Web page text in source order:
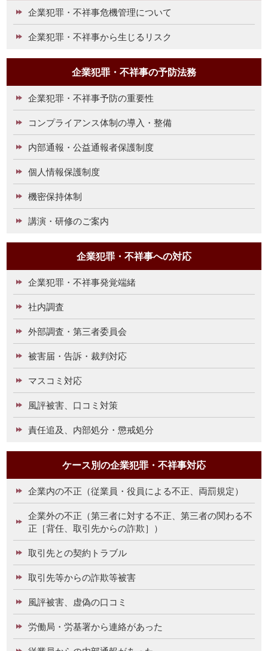
企業犯罪・不祥事危機管理について
企業犯罪・不祥事から生じるリスク
企業犯罪・不祥事の予防法務
企業犯罪・不祥事予防の重要性
コンプライアンス体制の導入・整備
内部通報・公益通報者保護制度
個人情報保護制度
機密保持体制
講演・研修のご案内
企業犯罪・不祥事への対応
企業犯罪・不祥事発覚端緒
社内調査
外部調査・第三者委員会
被害届・告訴・裁判対応
マスコミ対応
風評被害、口コミ対策
責任追及、内部処分・懲戒処分
ケース別の企業犯罪・不祥事対応
企業内の不正（従業員・役員による不正、両罰規定）
企業外の不正（第三者に対する不正、第三者の関わる不
正［背任、取引先からの詐欺］）
取引先との契約トラブル
取引先等からの詐欺等被害
風評被害、虚偽の口コミ
労働局・労基署から連絡があった